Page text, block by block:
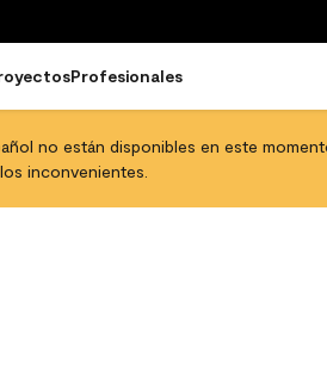
Profesionales
no están disponibles en este
inconvenientes.